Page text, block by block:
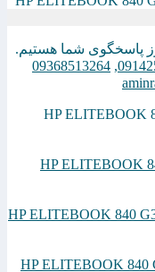
,
09368513264